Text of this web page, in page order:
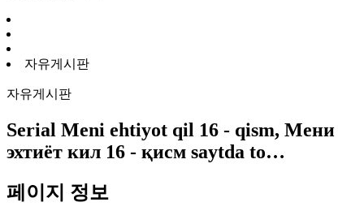
자유게시판
자유게시판
Serial Meni ehtiyot qil 16 - qism, Мени
эхтиёт кил 16 - қисм saytda to…
페이지 정보